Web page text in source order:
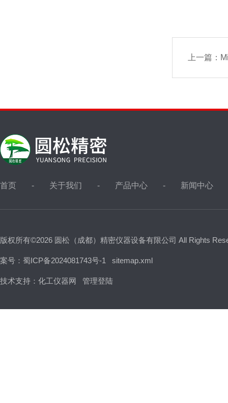
上一篇：
首页 关于我们 产品中心 新闻中心
版权所有©2026 圆松（成都）精密仪器设备有限公司 All Rights
案号：蜀ICP备2024081743号-1 sitemap.xml
技术支持： 化工仪器网 管理登陆